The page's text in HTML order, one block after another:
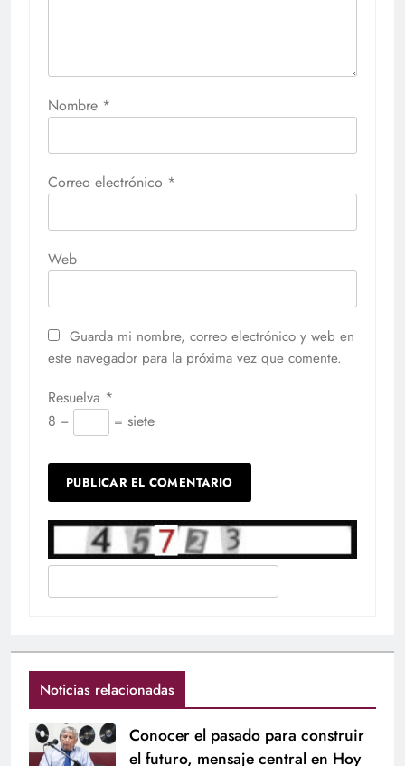
Nombre *
Correo electrónico *
Web
Guarda mi nombre, correo electrónico y web en
este navegador para la próxima vez que comente.
Resuelva *
8 −
= siete
Noticias relacionadas
Conocer el pasado para construir
el futuro, mensaje central en Hoy